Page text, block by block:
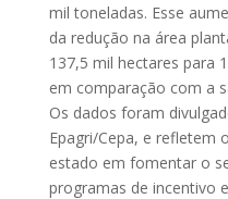
mil toneladas. Esse
da redução na área
137,5 mil hectares para
em comparação com a
Os dados foram
Epagri/Cepa, e refletem
estado em fomentar o
programas de incentivo